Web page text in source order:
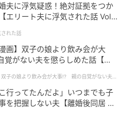
夫に浮気疑惑！絶対証拠をつか
エリート夫に浮気された話 Vol.
れた話
画】双子の娘より飲み会が大
がない夫を懲らしめた話【第1
双子の娘より飲み会が大事!? 親の自覚がない夫を
行ってたんだよ」いつまでも子
を把握しない夫【離婚後同居 Vo